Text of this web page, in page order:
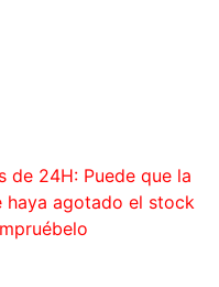
de 24H: Puede que la
haya agotado el stock